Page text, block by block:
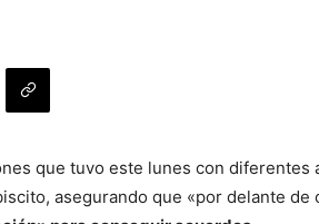
que tuvo este lunes con diferentes
asegurando que «por delante de